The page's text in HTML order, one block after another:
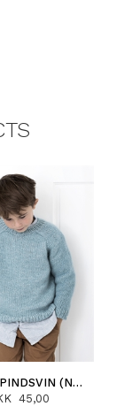
PETTER PINDSVIN (NORSK)
45,00